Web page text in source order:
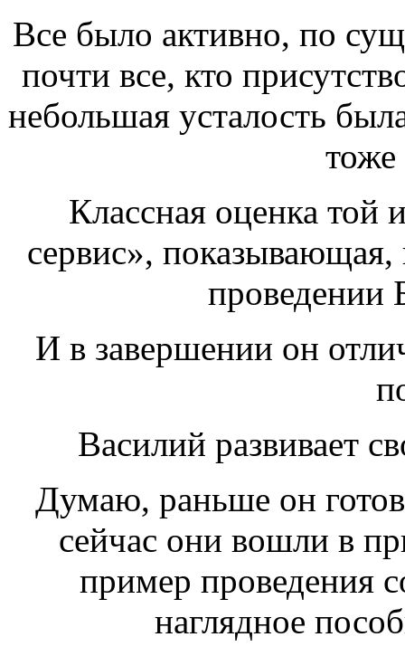
Все было активно, по
почти все, кто
небольшая усталость
тоже
Классная оценка той
сервис», показывающая,
проведении
И в завершении он
Василий развивает
Думаю, раньше он
сейчас они вошли в
пример проведения
наглядное